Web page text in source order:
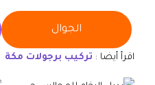
الجوال
اقرأ أيضا : تركيب برجولات مكة